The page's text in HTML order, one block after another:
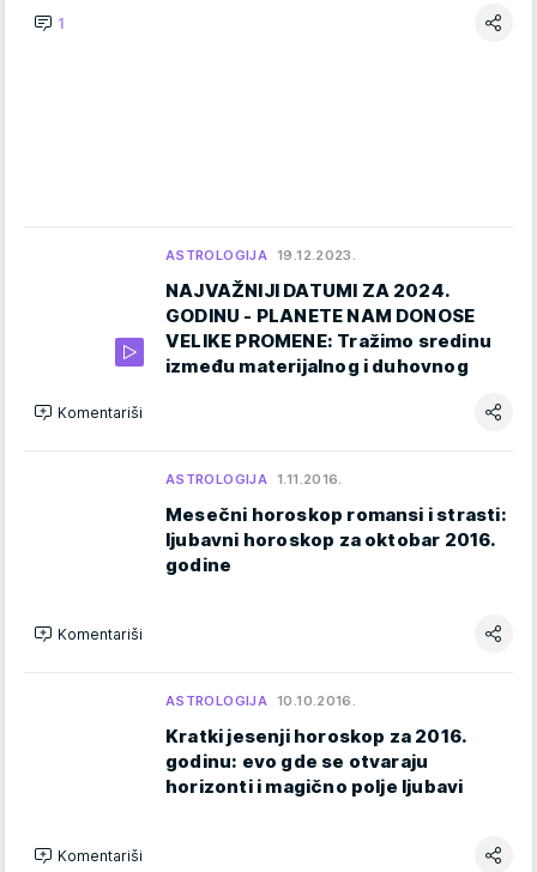
1
ASTROLOGIJA 19.12.2023.
NAJVAŽNIJI DATUMI ZA 2024.
GODINU - PLANETE NAM DONOSE
VELIKE PROMENE: Tražimo sredinu
između materijalnog i duhovnog
Komentariši
ASTROLOGIJA 1.11.2016.
Mesečni horoskop romansi i strasti:
ljubavni horoskop za oktobar 2016.
godine
Komentariši
ASTROLOGIJA 10.10.2016.
Kratki jesenji horoskop za 2016.
godinu: evo gde se otvaraju
horizonti i magično polje ljubavi
Komentariši